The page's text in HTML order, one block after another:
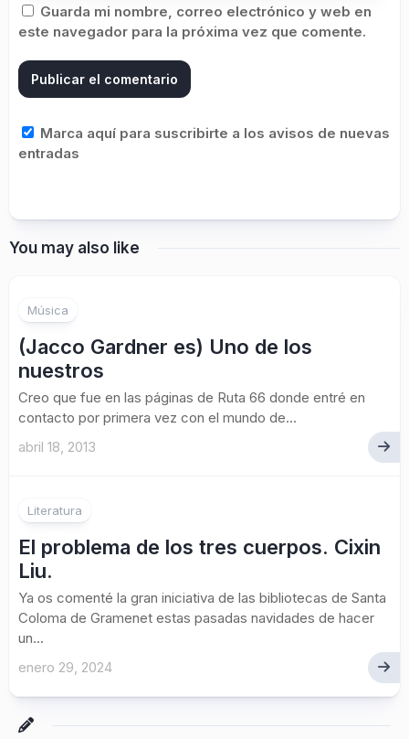
Guarda mi nombre, correo electrónico y web en
este navegador para la próxima vez que comente.
Marca aquí para suscribirte a los avisos de nuevas
entradas
You may also like
Música
(Jacco Gardner es) Uno de los
nuestros
Creo que fue en las páginas de Ruta 66 donde entré en
contacto por primera vez con el mundo de...
abril 18, 2013
Literatura
El problema de los tres cuerpos. Cixin
Liu.
Ya os comenté la gran iniciativa de las bibliotecas de Santa
Coloma de Gramenet estas pasadas navidades de hacer
un...
enero 29, 2024